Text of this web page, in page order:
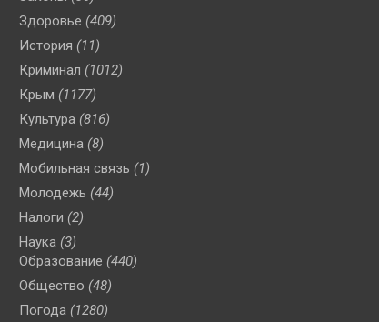
Здоровье (409)
История (11)
Криминал (1012)
Крым (1177)
Культура (816)
Медицина (8)
Мобильная связь (1)
Молодежь (44)
Налоги (2)
Наука (3)
Образование (440)
Общество (48)
Погода (1280)